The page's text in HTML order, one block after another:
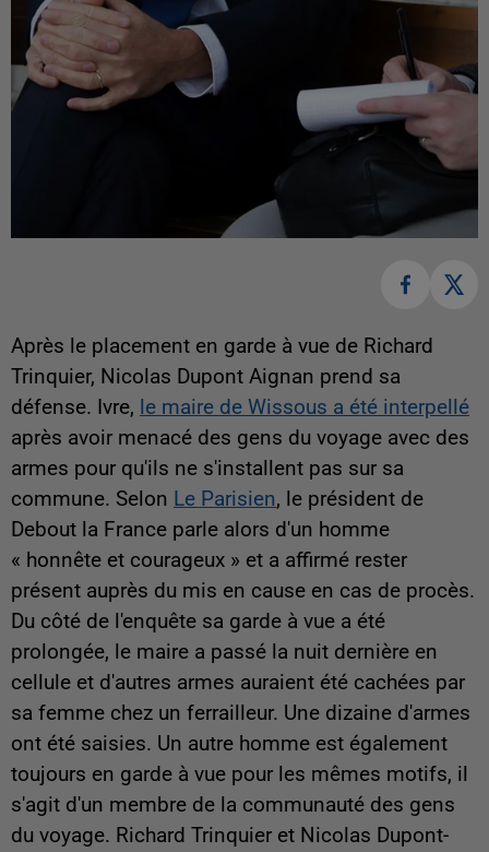
Après le placement en garde à vue de Richard
Trinquier, Nicolas Dupont Aignan prend sa
défense. Ivre, le maire de Wissous a été interpellé
après avoir menacé des gens du voyage avec des
armes pour qu'ils ne s'installent pas sur sa
commune. Selon Le Parisien, le président de
Debout la France parle alors d'un homme
« honnête et courageux » et a affirmé rester
présent auprès du mis en cause en cas de procès.
Du côté de l'enquête sa garde à vue a été
prolongée, le maire a passé la nuit dernière en
cellule et d'autres armes auraient été cachées par
sa femme chez un ferrailleur. Une dizaine d'armes
ont été saisies. Un autre homme est également
toujours en garde à vue pour les mêmes motifs, il
s'agit d'un membre de la communauté des gens
du voyage. Richard Trinquier et Nicolas Dupont-